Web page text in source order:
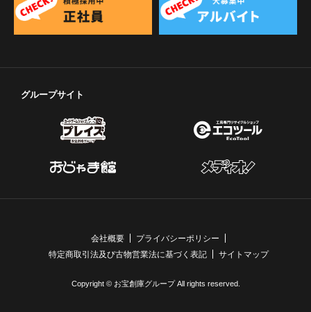
グループサイト
会社概要
プライバシーポリシー
特定商取引法及び古物営業法に基づく表記
サイトマップ
Copyright © お宝創庫グループ All rights reserved.